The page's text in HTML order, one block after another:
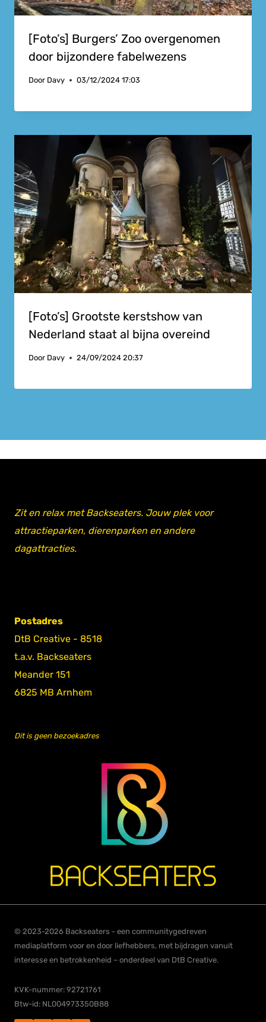
[Foto’s] Burgers’ Zoo overgenomen
door bijzondere fabelwezens
Door Davy 03/12/2024 17:03
[Foto’s] Grootste kerstshow van
Nederland staat al bijna overeind
Door Davy 24/09/2024 20:37
Zit en relax met Backseaters. Jouw plek voor
attractieparken, dierenparken en andere
dagattracties.
Postadres
DtB Creative - 8518
t.a.v. Backseaters
Meander 151
6825 MB Arnhem
Dit is geen bezoekadres
© 2023-2026 Backseaters - een communitygedreven
mediaplatform voor en door liefhebbers, met bijdragen vanuit
interesse en betrokkenheid – onderdeel van DtB Creative.
KVK-nummer: 92721761
Btw-id: NL004973350B88